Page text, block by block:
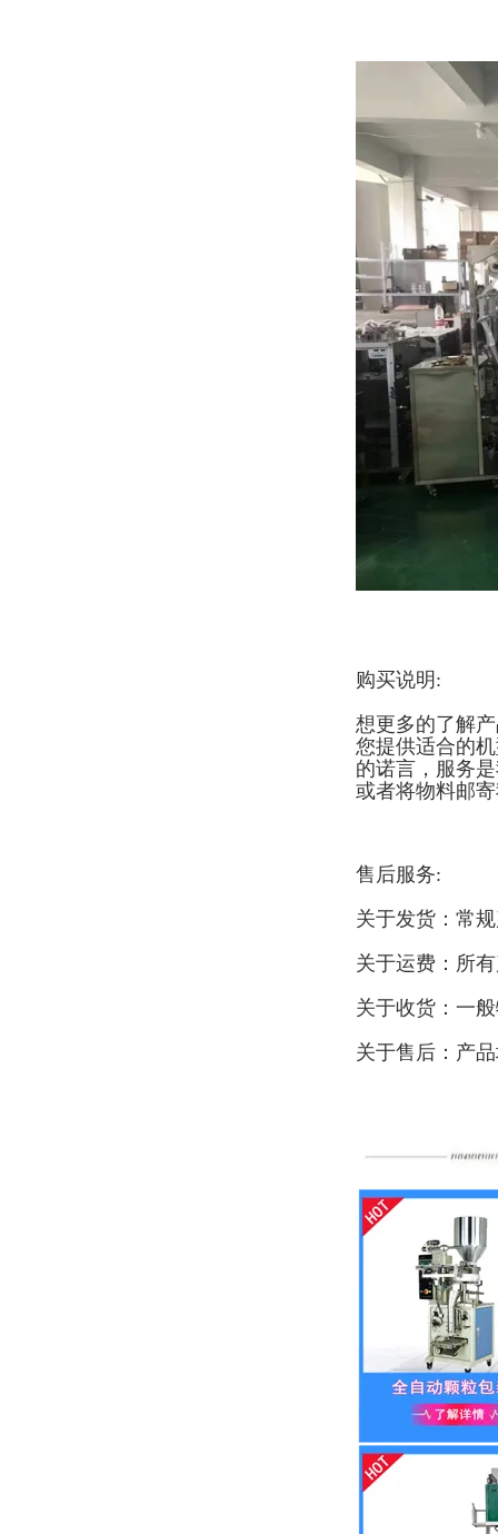
购买说明:
想更多的了解
您提供适合的
的诺言，服务
或者将物料邮
售后服务:
关于发货：常
关于运费：所
关于收货：一
关于售后：产